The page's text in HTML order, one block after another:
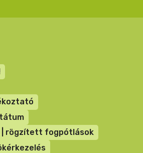
| rögzített fogpótlások